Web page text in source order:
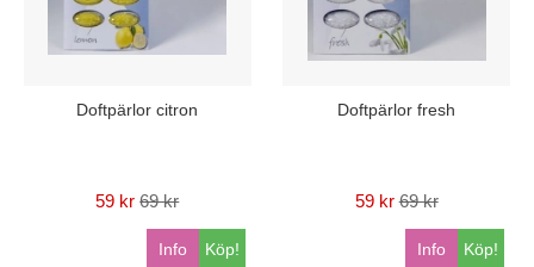
Doftpärlor citron
59 kr 69 kr
Köp!
Info
Doftpärlor fresh
59 kr 69 kr
Köp!
Info